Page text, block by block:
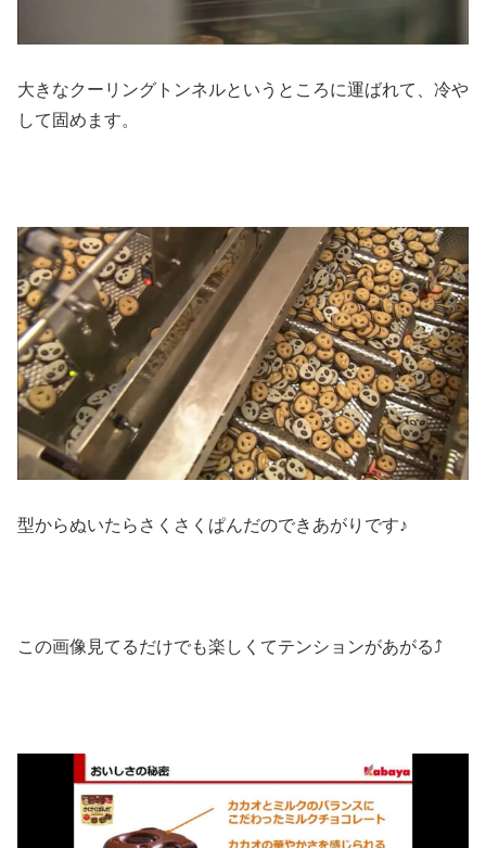
大きなクーリングトンネルというところに運ばれて、冷や
して固めます。
型からぬいたらさくさくぱんだのできあがりです♪
この画像見てるだけでも楽しくてテンションがあがる⤴